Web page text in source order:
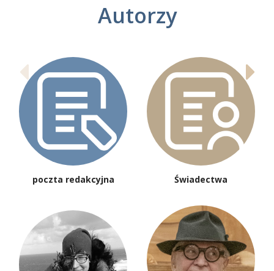
Autorzy
poczta redakcyjna Świadectwa